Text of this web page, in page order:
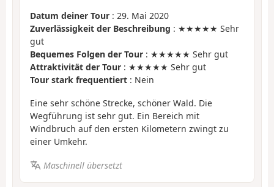
Datum deiner Tour : 29. Mai 2020
Zuverlässigkeit der Beschreibung : ★★★★★ Sehr
gut
Bequemes Folgen der Tour : ★★★★★ Sehr gut
Attraktivität der Tour : ★★★★★ Sehr gut
Tour stark frequentiert : Nein
Eine sehr schöne Strecke, schöner Wald. Die
Wegführung ist sehr gut. Ein Bereich mit
Windbruch auf den ersten Kilometern zwingt zu
einer Umkehr.
Maschinell übersetzt